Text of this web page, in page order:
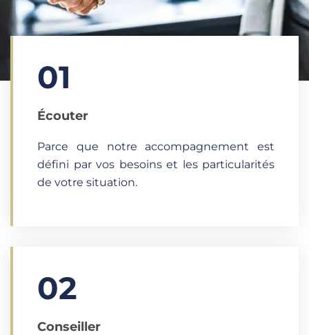
01
Écouter​
Parce que notre accompagnement est
défini par vos besoins et les particularités
de votre situation.
02
Conseiller